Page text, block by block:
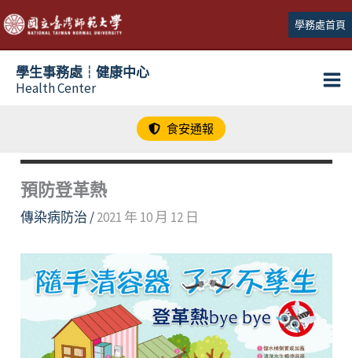
跳
至
主
學務處首頁
學生事務處┆健康中心
Health Center
食安通報
預防登革熱
傳染病防治 /2021 年 10 月 12 日